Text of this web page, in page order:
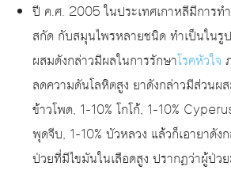
ปี ค.ศ. 2005 ในประเทศเกาหลีมีการท
สกัด กับสมุนไพรหลายชนิด ทำเป็นในรู
ผสมดังกล่าวมีผลในการรักษาโรคหัวใจ
ลดความดันโลหิตสูง ยาดังกล่าวมีส่วนผ
ข้าวโพด, 1-10% โกโก้, 1-10%
พุดจีบ, 1-10% บัวหลวง แล้วก็เอายาดัง
ป่วยที่มีไขมันในเลือดสูง ปรากฏว่าผู้ป่ว